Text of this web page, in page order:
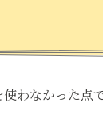
わなかった点で